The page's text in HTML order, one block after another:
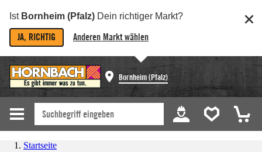
Ist Bornheim (Pfalz) Dein richtiger Markt?
JA, RICHTIG Anderen Markt wählen
Bornheim (Pfalz)
Startseite